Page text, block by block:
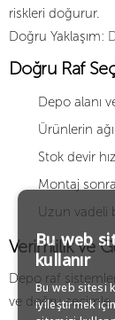
riskleri doğurur.
Doğru Yaklaşım:
Doğru Raf
Depo alanı
Ürünlerin
Stok devir
Montaj
Uzun vadeli
Verimlilik ve
Depo raf
ve doğru seçimle
Bu web
kullanır
Bu web sitesi
iyileştirmek